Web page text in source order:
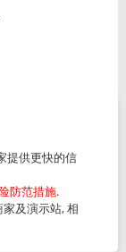
提供更快的信
防范措施.
及演示站, 相